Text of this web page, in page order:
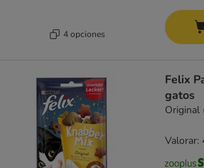
4 opciones
Felix
gatos
Original
Valorar: